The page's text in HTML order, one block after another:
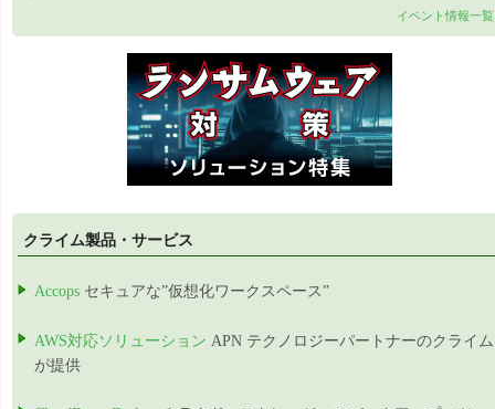
イベント情報一覧
クライム製品・サービス
Accops セキュアな”仮想化ワークスペース”
AWS対応ソリューション APN テクノロジーパートナーのクライム
が提供